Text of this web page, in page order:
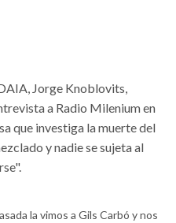
Jorge Knoblovits,
a Radio Milenium en
que investiga la muerte del
y nadie se sujeta al
la vimos a Gils Carbó y nos